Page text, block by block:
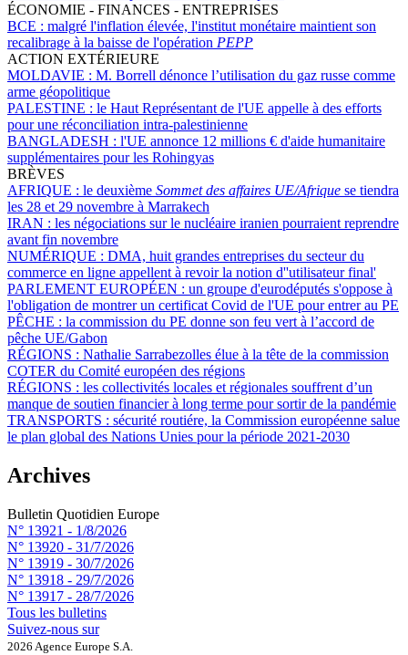
ÉCONOMIE - FINANCES - ENTREPRISES
BCE : malgré l'inflation élevée, l'institut monétaire maintient son
recalibrage à la baisse de l'opération PEPP
ACTION EXTÉRIEURE
MOLDAVIE : M. Borrell dénonce l’utilisation du gaz russe comme
arme géopolitique
PALESTINE : le Haut Représentant de l'UE appelle à des efforts
pour une réconciliation intra-palestinienne
BANGLADESH : l'UE annonce 12 millions € d'aide humanitaire
supplémentaires pour les Rohingyas
BRÈVES
AFRIQUE : le deuxième Sommet des affaires UE/Afrique se tiendra
les 28 et 29 novembre à Marrakech
IRAN : les négociations sur le nucléaire iranien pourraient reprendre
avant fin novembre
NUMÉRIQUE : DMA, huit grandes entreprises du secteur du
commerce en ligne appellent à revoir la notion d''utilisateur final'
PARLEMENT EUROPÉEN : un groupe d'eurodéputés s'oppose à
l'obligation de montrer un certificat Covid de l'UE pour entrer au PE
PÊCHE : la commission du PE donne son feu vert à l’accord de
pêche UE/Gabon
RÉGIONS : Nathalie Sarrabezolles élue à la tête de la commission
COTER du Comité européen des régions
RÉGIONS : les collectivités locales et régionales souffrent d’un
manque de soutien financier à long terme pour sortir de la pandémie
TRANSPORTS : sécurité routiére, la Commission européenne salue
le plan global des Nations Unies pour la période 2021-2030
Archives
Bulletin Quotidien Europe
N° 13921 - 1/8/2026
N° 13920 - 31/7/2026
N° 13919 - 30/7/2026
N° 13918 - 29/7/2026
N° 13917 - 28/7/2026
Tous les bulletins
Suivez-nous sur
2026 Agence Europe S.A.